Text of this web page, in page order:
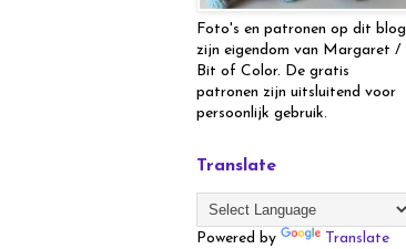
Foto's en patronen op dit blog
zijn eigendom van Margaret /
Bit of Color. De gratis
patronen zijn uitsluitend voor
persoonlijk gebruik.
Translate
Powered by Translate